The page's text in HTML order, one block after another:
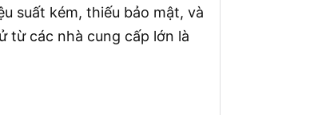
suất kém, thiếu bảo mật, và
từ các nhà cung cấp lớn là